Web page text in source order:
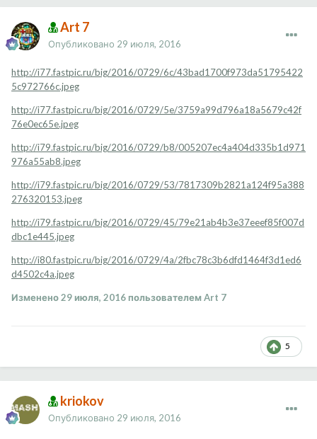
Art 7
Опубликовано 29 июля, 2016
http://i77.fastpic.ru/big/2016/0729/6c/43bad1700f973da51795422
5c972766c.jpeg
http://i77.fastpic.ru/big/2016/0729/5e/3759a99d796a18a5679c42f
76e0ec65e.jpeg
http://i79.fastpic.ru/big/2016/0729/b8/005207ec4a404d335b1d971
976a55ab8.jpeg
http://i79.fastpic.ru/big/2016/0729/53/7817309b2821a124f95a388
276320153.jpeg
http://i79.fastpic.ru/big/2016/0729/45/79e21ab4b3e37eeef85f007d
dbc1e445.jpeg
http://i80.fastpic.ru/big/2016/0729/4a/2fbc78c3b6dfd1464f3d1ed6
d4502c4a.jpeg
Изменено29 июля, 2016пользователем Art 7
5
kriokov
Опубликовано 29 июля, 2016